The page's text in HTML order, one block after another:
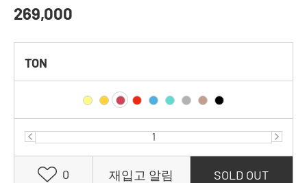
269,000
TON
0 재입고 알림 SOLD OUT